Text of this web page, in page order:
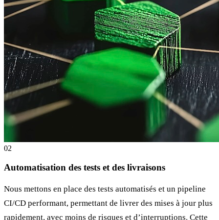
02
Automatisation des tests et des livraisons
Nous mettons en place des tests automatisés et un pipeline
CI/CD performant, permettant de livrer des mises à jour plus
rapidement, avec moins de risques et d’interruptions. Cette